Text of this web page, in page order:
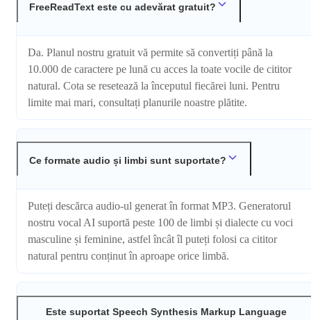
FreeReadText este cu adevărat gratuit?
Da. Planul nostru gratuit vă permite să convertiți până la
10.000 de caractere pe lună cu acces la toate vocile de cititor
natural. Cota se resetează la începutul fiecărei luni. Pentru
limite mai mari, consultați planurile noastre plătite.
Ce formate audio și limbi sunt suportate?
Puteți descărca audio-ul generat în format MP3. Generatorul
nostru vocal AI suportă peste 100 de limbi și dialecte cu voci
masculine și feminine, astfel încât îl puteți folosi ca cititor
natural pentru conținut în aproape orice limbă.
Este suportat Speech Synthesis Markup Language